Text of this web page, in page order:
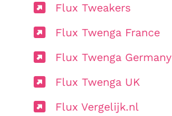
Flux Tweakers
Flux Twenga France
Flux Twenga Germany
Flux Twenga UK
Flux Vergelijk.nl